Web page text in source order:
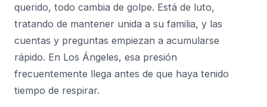
querido, todo cambia de golpe. Está de luto,
tratando de mantener unida a su familia, y las
cuentas y preguntas empiezan a acumularse
rápido. En Los Ángeles, esa presión
frecuentemente llega antes de que haya tenido
tiempo de respirar.